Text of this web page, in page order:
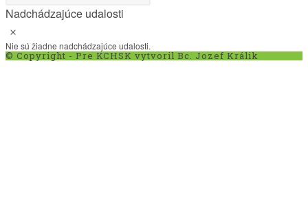
Nadchádzajúce udalosti
Nie sú žiadne nadchádzajúce udalosti.
© Copyright - Pre KCHSK vytvoril Bc. Jozef Králik